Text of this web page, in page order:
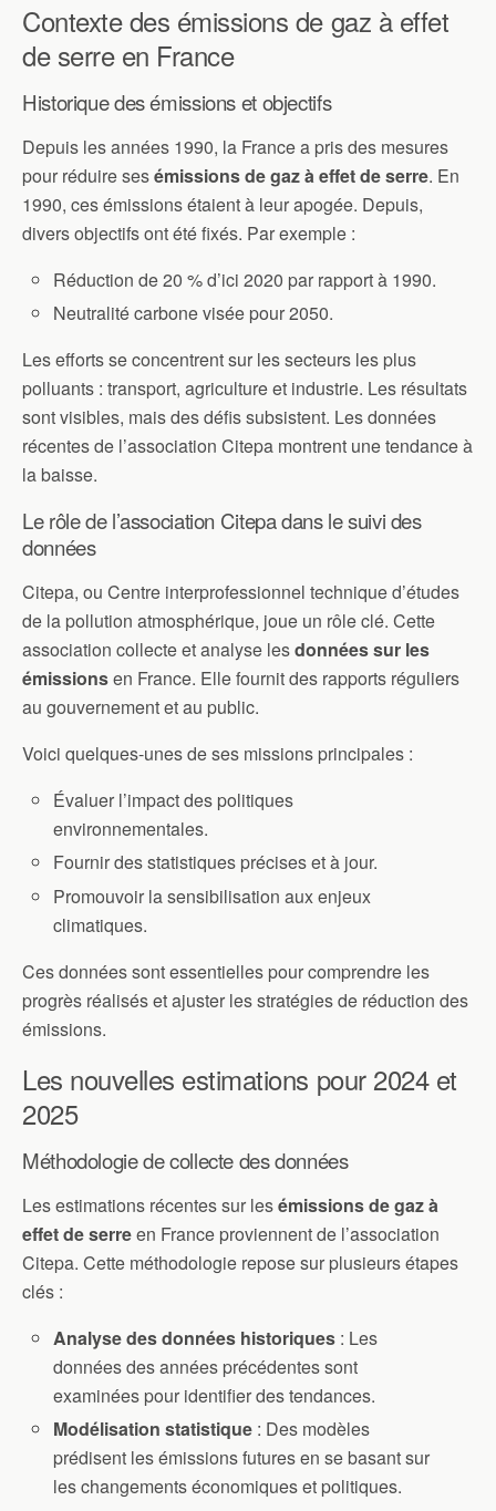
Contexte des émissions de gaz à effet
de serre en France
Historique des émissions et objectifs
Depuis les années 1990, la France a pris des mesures
pour réduire sesémissions de gaz à effet de serre. En
1990, ces émissions étaient à leur apogée. Depuis,
divers objectifs ont été fixés. Par exemple :
Réduction de 20 % d’ici 2020 par rapport à 1990.
Neutralité carbone visée pour 2050.
Les efforts se concentrent sur les secteurs les plus
polluants : transport, agriculture et industrie. Les résultats
sont visibles, mais des défis subsistent. Les données
récentes de l’association Citepa montrent une tendance à
la baisse.
Le rôle de l’association Citepa dans le suivi des
données
Citepa, ou Centre interprofessionnel technique d’études
de la pollution atmosphérique, joue un rôle clé. Cette
association collecte et analyse lesdonnées sur les
émissionsen France. Elle fournit des rapports réguliers
au gouvernement et au public.
Voici quelques-unes de ses missions principales :
Évaluer l’impact des politiques
environnementales.
Fournir des statistiques précises et à jour.
Promouvoir la sensibilisation aux enjeux
climatiques.
Ces données sont essentielles pour comprendre les
progrès réalisés et ajuster les stratégies de réduction des
émissions.
Les nouvelles estimations pour 2024 et
2025
Méthodologie de collecte des données
Les estimations récentes sur lesémissions de gaz à
effet de serreen France proviennent de l’association
Citepa. Cette méthodologie repose sur plusieurs étapes
clés :
Analyse des données historiques : Les
données des années précédentes sont
examinées pour identifier des tendances.
Modélisation statistique : Des modèles
prédisent les émissions futures en se basant sur
les changements économiques et politiques.